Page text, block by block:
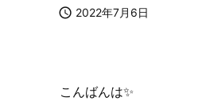
 2022年7月6日
こんばんは✨